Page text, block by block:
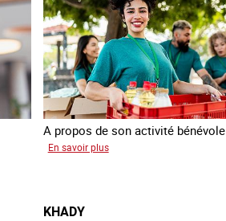
A propos de son activité bénévole
En savoir plussur
KHADY